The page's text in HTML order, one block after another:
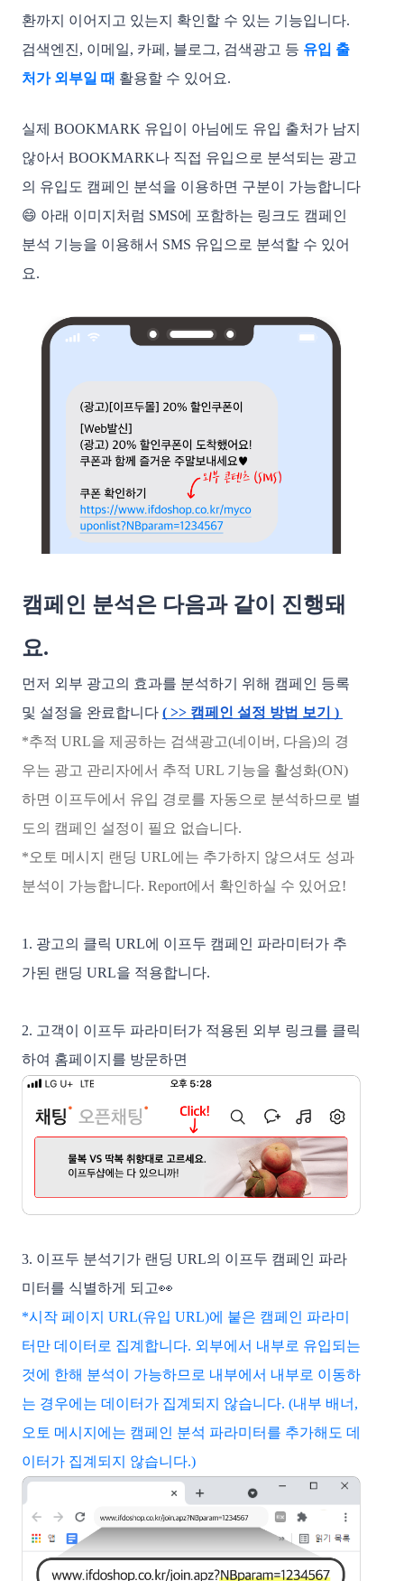
환까지 이어지고 있는지 확인할 수 있는 기능입니다.
검색엔진, 이메일, 카페, 블로그, 검색광고 등 유입 출
처가 외부일 때 활용할 수 있어요.
실제 BOOKMARK 유입이 아님에도 유입 출처가 남지
않아서 BOOKMARK나 직접 유입으로 분석되는 광고
의 유입도 캠페인 분석을 이용하면 구분이 가능합니다
😄 아래 이미지처럼 SMS에 포함하는 링크도 캠페인
분석 기능을 이용해서 SMS 유입으로 분석할 수 있어
요.
캠페인 분석은 다음과 같이 진행돼
요.
먼저 외부 광고의 효과를 분석하기 위해 캠페인 등록
및 설정을 완료합니다 ( >> 캠페인 설정 방법 보기 )
*추적 URL을 제공하는 검색광고(네이버, 다음)의 경
우는 광고 관리자에서 추적 URL 기능을 활성화(ON)
하면 이프두에서 유입 경로를 자동으로 분석하므로 별
도의 캠페인 설정이 필요 없습니다.
*오토 메시지 랜딩 URL에는 추가하지 않으셔도 성과
분석이 가능합니다. Report에서 확인하실 수 있어요!
1. 광고의 클릭 URL에 이프두 캠페인 파라미터가 추
가된 랜딩 URL을 적용합니다.
2. 고객이 이프두 파라미터가 적용된 외부 링크를 클릭
하여 홈페이지를 방문하면
3. 이프두 분석기가 랜딩 URL의 이프두 캠페인 파라
미터를 식별하게 되고👀
*시작 페이지 URL(유입 URL)에 붙은 캠페인 파라미
터만 데이터로 집계합니다. 외부에서 내부로 유입되는
것에 한해 분석이 가능하므로 내부에서 내부로 이동하
는 경우에는 데이터가 집계되지 않습니다. (내부 배너,
오토 메시지에는 캠페인 분석 파라미터를 추가해도 데
이터가 집계되지 않습니다.)